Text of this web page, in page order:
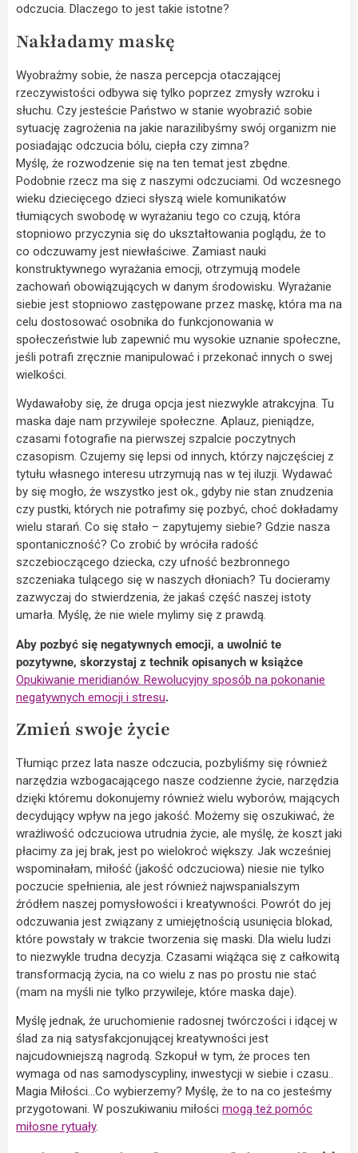
odczucia. Dlaczego to jest takie istotne?
Nakładamy maskę
Wyobraźmy sobie, że nasza percepcja otaczającej
rzeczywistości odbywa się tylko poprzez zmysły wzroku i
słuchu. Czy jesteście Państwo w stanie wyobrazić sobie
sytuację zagrożenia na jakie narazilibyśmy swój organizm nie
posiadając odczucia bólu, ciepła czy zimna?
Myślę, że rozwodzenie się na ten temat jest zbędne.
Podobnie rzecz ma się z naszymi odczuciami. Od wczesnego
wieku dziecięcego dzieci słyszą wiele komunikatów
tłumiących swobodę w wyrażaniu tego co czują, która
stopniowo przyczynia się do ukształtowania poglądu, że to
co odczuwamy jest niewłaściwe. Zamiast nauki
konstruktywnego wyrażania emocji, otrzymują modele
zachowań obowiązujących w danym środowisku. Wyrażanie
siebie jest stopniowo zastępowane przez maskę, która ma na
celu dostosować osobnika do funkcjonowania w
społeczeństwie lub zapewnić mu wysokie uznanie społeczne,
jeśli potrafi zręcznie manipulować i przekonać innych o swej
wielkości.
Wydawałoby się, że druga opcja jest niezwykle atrakcyjna. Tu
maska daje nam przywileje społeczne. Aplauz, pieniądze,
czasami fotografie na pierwszej szpalcie poczytnych
czasopism. Czujemy się lepsi od innych, którzy najczęściej z
tytułu własnego interesu utrzymują nas w tej iluzji. Wydawać
by się mogło, że wszystko jest ok., gdyby nie stan znudzenia
czy pustki, których nie potrafimy się pozbyć, choć dokładamy
wielu starań. Co się stało – zapytujemy siebie? Gdzie nasza
spontaniczność? Co zrobić by wróciła radość
szczebioczącego dziecka, czy ufność bezbronnego
szczeniaka tulącego się w naszych dłoniach? Tu docieramy
zazwyczaj do stwierdzenia, że jakaś część naszej istoty
umarła. Myślę, że nie wiele mylimy się z prawdą.
Aby pozbyć się negatywnych emocji, a uwolnić te
pozytywne, skorzystaj z technik opisanych w książce
Opukiwanie meridianów. Rewolucyjny sposób na pokonanie
negatywnych emocji i stresu.
Zmień swoje życie
Tłumiąc przez lata nasze odczucia, pozbyliśmy się również
narzędzia wzbogacającego nasze codzienne życie, narzędzia
dzięki któremu dokonujemy również wielu wyborów, mających
decydujący wpływ na jego jakość. Możemy się oszukiwać, że
wrażliwość odczuciowa utrudnia życie, ale myślę, że koszt jaki
płacimy za jej brak, jest po wielokroć większy. Jak wcześniej
wspominałam, miłość (jakość odczuciowa) niesie nie tylko
poczucie spełnienia, ale jest również najwspanialszym
źródłem naszej pomysłowości i kreatywności. Powrót do jej
odczuwania jest związany z umiejętnością usunięcia blokad,
które powstały w trakcie tworzenia się maski. Dla wielu ludzi
to niezwykle trudna decyzja. Czasami wiążąca się z całkowitą
transformacją życia, na co wielu z nas po prostu nie stać
(mam na myśli nie tylko przywileje, które maska daje).
Myślę jednak, że uruchomienie radosnej twórczości i idącej w
ślad za nią satysfakcjonującej kreatywności jest
najcudowniejszą nagrodą. Szkopuł w tym, że proces ten
wymaga od nas samodyscypliny, inwestycji w siebie i czasu..
Magia Miłości…Co wybierzemy? Myślę, że to na co jesteśmy
przygotowani. W poszukiwaniu miłości mogą też pomóc
miłosne rytuały.